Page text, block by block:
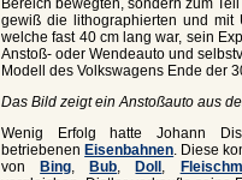
gewiß die lithographierten und mit
welche fast 40 cm lang war, sein
Anstoß- oder Wendeauto und
Modell des Volkswagens Ende der
Das Bild zeigt ein Anstoßauto aus
Wenig Erfolg hatte Johann
betriebenenEisenbahnen . Diese
vonBing ,Bub ,Doll